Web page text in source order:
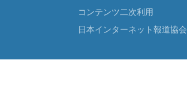
コンテンツ二次利用
日本インターネット報道協会